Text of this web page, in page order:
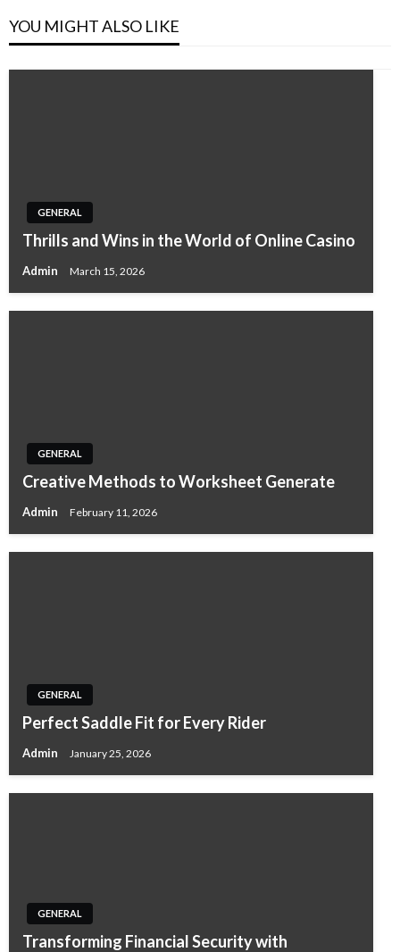
YOU MIGHT ALSO LIKE
GENERAL
Thrills and Wins in the World of Online Casino
Admin March 15, 2026
GENERAL
Creative Methods to Worksheet Generate
Admin February 11, 2026
GENERAL
Perfect Saddle Fit for Every Rider
Admin January 25, 2026
GENERAL
Transforming Financial Security with